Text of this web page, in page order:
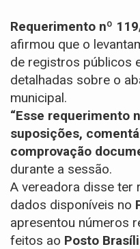
Requerimento nº
afirmou que o
de registros públicos
detalhadas sobre o
municipal.
“Esse requerimento
suposições,
comprovação
durante a sessão.
A vereadora disse ter
dados disponíveis no
apresentou números
feitos ao Posto